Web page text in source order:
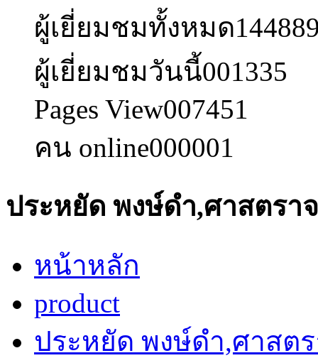
ผู้เยี่ยมชมทั้งหมด
ผู้เยี่ยมชมวันนี้001335
Pages View007451
คน online000001
ประหยัด พงษ์ดำ,ศาสตรา
หน้าหลัก
product
ประหยัด พงษ์ดำ,ศาสต